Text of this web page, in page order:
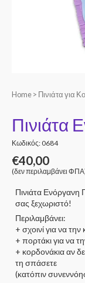
Home > Πινιάτα για
Πινιάτα
Κωδικός: 0684
€40,00
(δεν περιλαμβάνει
Πινιάτα Ενόργανη
σας ξεχωριστό!
Περιλαμβάνει:
+ σχοινί για να
+ πορτάκι για να
+ κορδονάκια αν
τη σπάσετε
(κατόπιν